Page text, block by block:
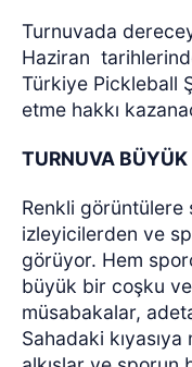
Turnuvada
Haziran
Türkiye Pickleball
etme hakkı
TURNUVA
Renkli görüntülere
izleyicilerden ve
görüyor. Hem
büyük bir coşku
müsabakalar,
Sahadaki